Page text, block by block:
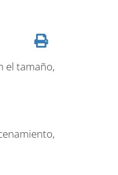
el tamaño,